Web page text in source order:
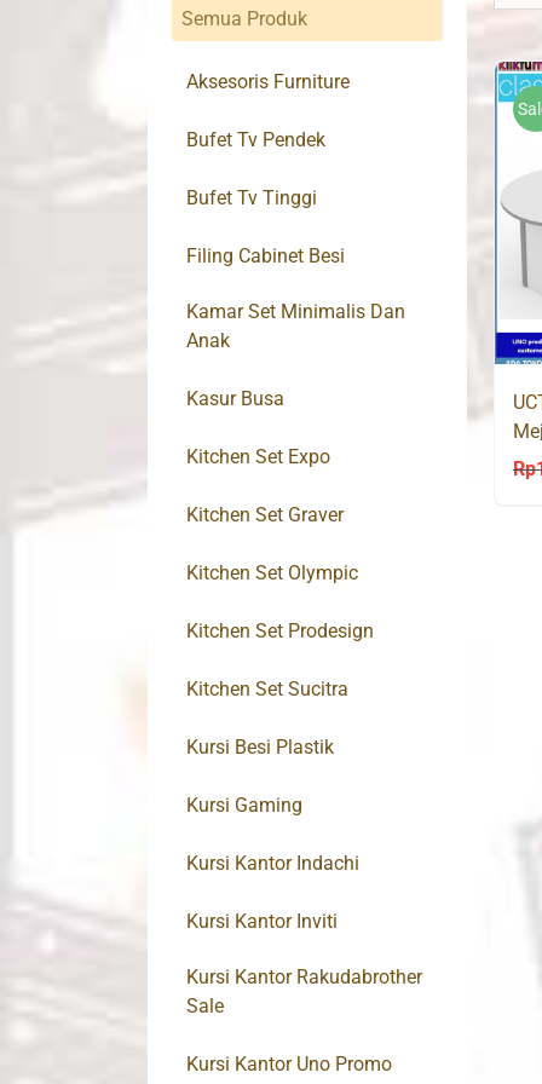
Rp
Semua Produk
Aksesoris Furniture
Bufet Tv Pendek
Bufet Tv Tinggi
Filing Cabinet Besi
Kamar Set Minimalis Dan
Anak
Kasur Busa
Kitchen Set Expo
Kitchen Set Graver
Kitchen Set Olympic
Kitchen Set Prodesign
Kitchen Set Sucitra
Kursi Besi Plastik
Kursi Gaming
Kursi Kantor Indachi
Kursi Kantor Inviti
Kursi Kantor Rakudabrother
Sale
Kursi Kantor Uno Promo